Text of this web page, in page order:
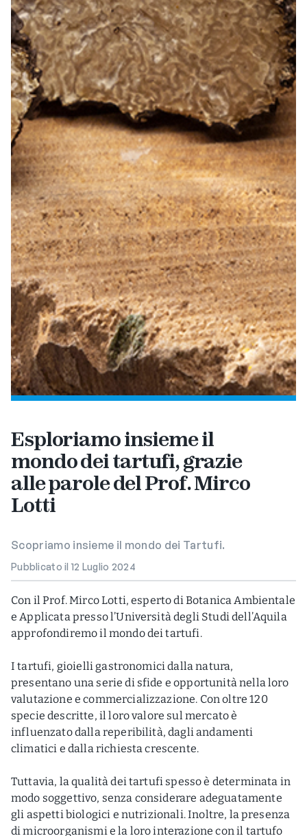
Esploriamo insieme il
mondo dei tartufi, grazie
alle parole del Prof. Mirco
Lotti
Scopriamo insieme il mondo dei Tartufi.
Pubblicato il 12 Luglio 2024
Con il Prof. Mirco Lotti, esperto di Botanica Ambientale
e Applicata presso l’Università degli Studi dell’Aquila
approfondiremo il mondo dei tartufi.
I tartufi, gioielli gastronomici dalla natura,
presentano una serie di sfide e opportunità nella loro
valutazione e commercializzazione. Con oltre 120
specie descritte, il loro valore sul mercato è
influenzato dalla reperibilità, dagli andamenti
climatici e dalla richiesta crescente.
Tuttavia, la qualità dei tartufi spesso è determinata in
modo soggettivo, senza considerare adeguatamente
gli aspetti biologici e nutrizionali. Inoltre, la presenza
di microorganismi e la loro interazione con il tartufo